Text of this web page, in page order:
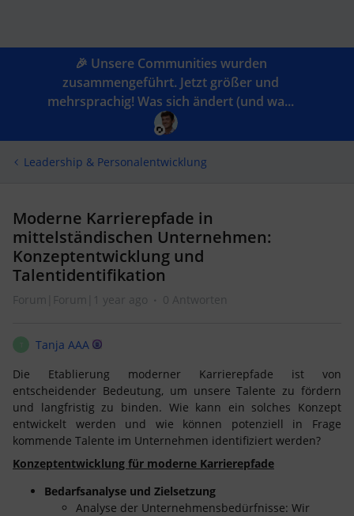
🎉 Unsere Communities wurden
zusammengeführt. Jetzt größer und
mehrsprachig! Was sich ändert (und wa...
Leadership & Personalentwicklung
Moderne Karrierepfade in
mittelständischen Unternehmen:
Konzeptentwicklung und
Talentidentifikation
Forum|Forum|1 year ago 0 Antworten
Tanja AAA
Die Etablierung moderner Karrierepfade ist von
entscheidender Bedeutung, um unsere Talente zu fördern
und langfristig zu binden. Wie kann ein solches Konzept
entwickelt werden und wie können potenziell in Frage
kommende Talente im Unternehmen identifiziert werden?
Konzeptentwicklung für moderne Karrierepfade
Bedarfsanalyse und Zielsetzung
Analyse der Unternehmensbedürfnisse: Wir